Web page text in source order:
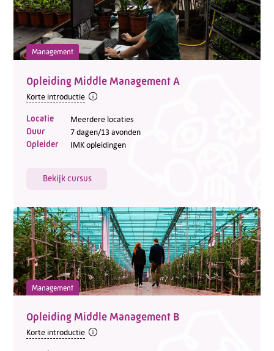
Management
Opleiding Middle Management A
Korte introductie
Locatie Meerdere locaties
Duur 7 dagen/13 avonden
Opleider IMK opleidingen
Bekijk cursus
Management
Opleiding Middle Management B
Korte introductie